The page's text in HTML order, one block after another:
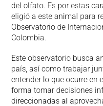
del olfato. Es por estas
eligió a este animal para
Observatorio de
Colombia.
Este observatorio busca
país, así como trabajar
entender lo que ocurre en
forma tomar decisiones
direccionadas al